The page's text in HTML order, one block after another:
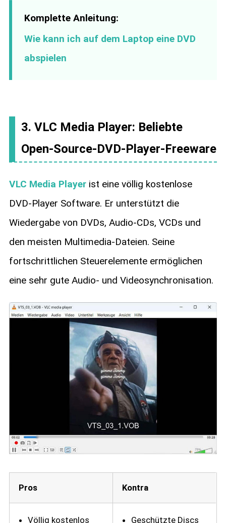
Komplette Anleitung:
Wie kann ich auf dem Laptop eine DVD
abspielen
3. VLC Media Player: Beliebte
Open-Source-DVD-Player-Freeware
VLC Media Playerist eine völlig kostenlose
DVD-Player Software. Er unterstützt die
Wiedergabe von DVDs, Audio-CDs, VCDs und
den meisten Multimedia-Dateien. Seine
fortschrittlichen Steuerelemente ermöglichen
eine sehr gute Audio- und Videosynchronisation.
Pros Kontra
Völlig kostenlos Geschützte Discs